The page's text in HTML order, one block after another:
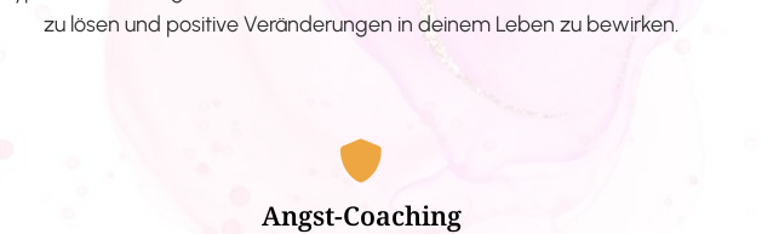
zu lösen und positive Veränderungen in deinem Leben zu bewirken.
Angst-Coaching